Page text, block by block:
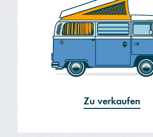
Zu verkaufen